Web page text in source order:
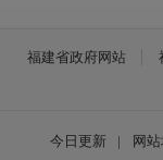
其他应当主动公
需求，严格登
福建省政府网站
今日更新 | 网